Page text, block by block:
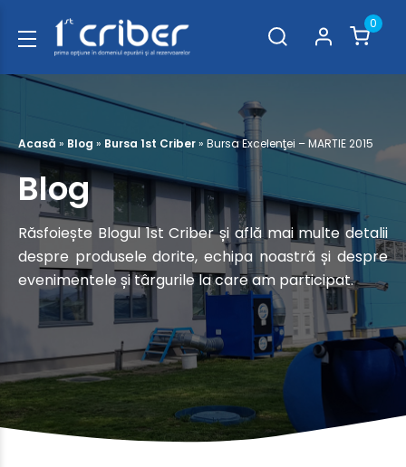
0
Acasă » Blog » Bursa 1st Criber» Bursa Excelenţei – MARTIE 2015
Blog
Răsfoiește Blogul 1st Criber și află mai multe detalii
despre produsele dorite, echipa noastră și despre
evenimentele și târgurile la care am participat.